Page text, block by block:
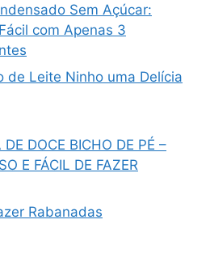
Sem Açúcar:
com Apenas 3
de Leite Ninho uma Delícia
DE DOCE BICHO DE PÉ –
E FÁCIL DE FAZER
Rabanadas